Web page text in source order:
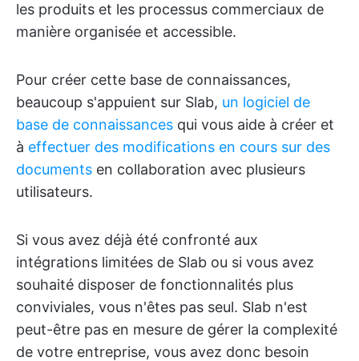
les produits et les processus commerciaux de
manière organisée et accessible.
Pour créer cette base de connaissances,
beaucoup s'appuient sur Slab, un logiciel de
base de connaissances qui vous aide à créer et
à effectuer des modifications en cours sur des
documents en collaboration avec plusieurs
utilisateurs.
Si vous avez déjà été confronté aux
intégrations limitées de Slab ou si vous avez
souhaité disposer de fonctionnalités plus
conviviales, vous n'êtes pas seul. Slab n'est
peut-être pas en mesure de gérer la complexité
de votre entreprise, vous avez donc besoin